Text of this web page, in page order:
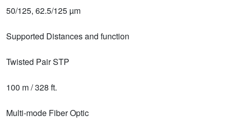
50/125, 62.5/125 µm
Supported Distances and function
Twisted Pair STP
100 m / 328 ft.
Multi-mode Fiber Optic